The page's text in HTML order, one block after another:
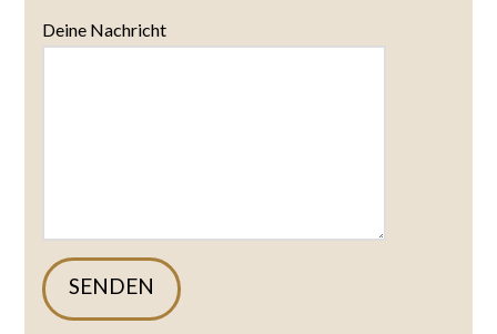
Deine Nachricht